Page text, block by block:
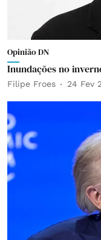
Opinião DN
Inundações no
Filipe Froes 24 Fev